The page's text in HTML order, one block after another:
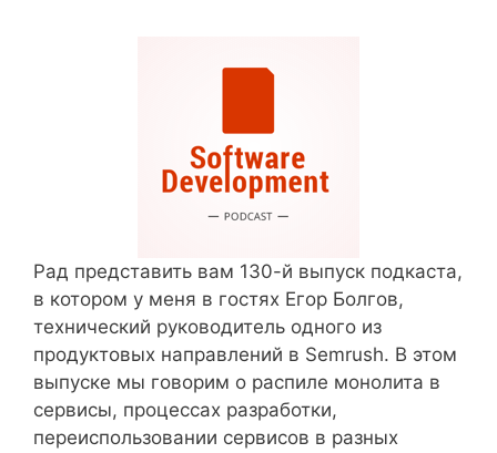
Рад представить вам 130-й выпуск подкаста,
в котором у меня в гостях Егор Болгов,
технический руководитель одного из
продуктовых направлений в Semrush. В этом
выпуске мы говорим о распиле монолита в
сервисы, процессах разработки,
переиспользовании сервисов в разных